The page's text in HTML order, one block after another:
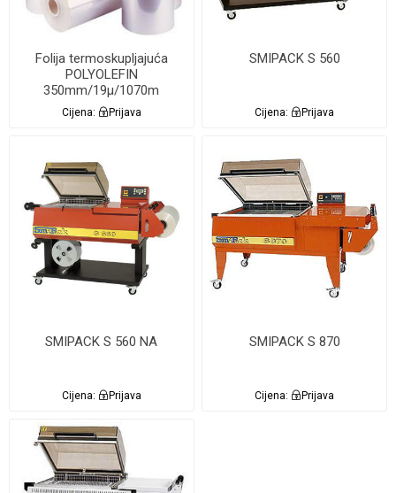
Folija termoskupljajuća
POLYOLEFIN
350mm/19µ/1070m
Cijena: Prijava
SMIPACK S 560
Cijena: Prijava
SMIPACK S 560 NA
Cijena: Prijava
SMIPACK S 870
Cijena: Prijava